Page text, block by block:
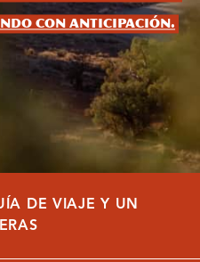
con anticipación.
DE VIAJE Y UN